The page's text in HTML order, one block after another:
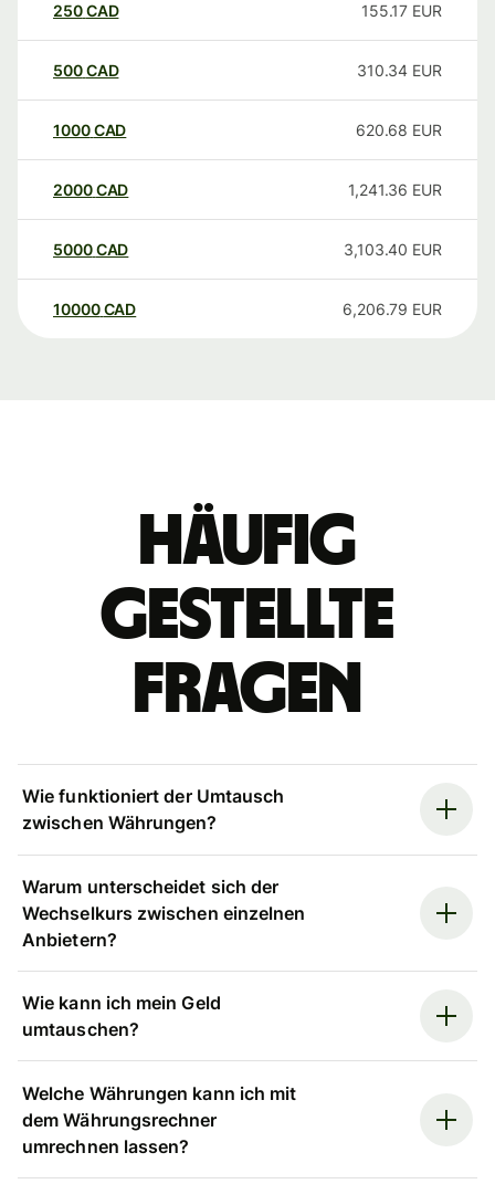
250CAD 155.17 EUR
500CAD 310.34 EUR
1000CAD 620.68 EUR
2000CAD 1,241.36 EUR
5000CAD 3,103.40 EUR
10000 CAD 6,206.79 EUR
Häufig
gestellte
Fragen
Wie funktioniert der Umtausch
zwischen Währungen?
Warum unterscheidet sich der
Wechselkurs zwischen einzelnen
Anbietern?
Wie kann ich mein Geld
umtauschen?
Welche Währungen kann ich mit
dem Währungsrechner
umrechnen lassen?